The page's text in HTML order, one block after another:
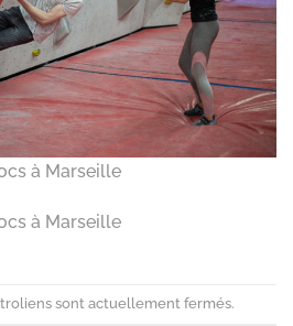
à Marseille
à Marseille
sont actuellement fermés.